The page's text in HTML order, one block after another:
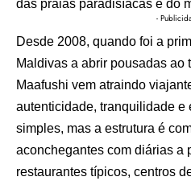
das praias paradisíacas e do
-
Desde 2008, quando foi a
Maldivas a abrir pousadas ao
Maafushi vem atraindo
autenticidade, tranquilidade e
simples, mas a estrutura é
aconchegantes com diárias a
restaurantes típicos, centros